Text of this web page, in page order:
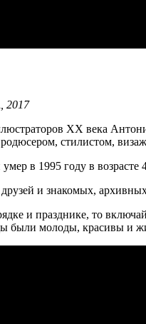
XX века
стилистом,
в 1995 году в
и знакомых,
и празднике, то
были молоды, красивы и